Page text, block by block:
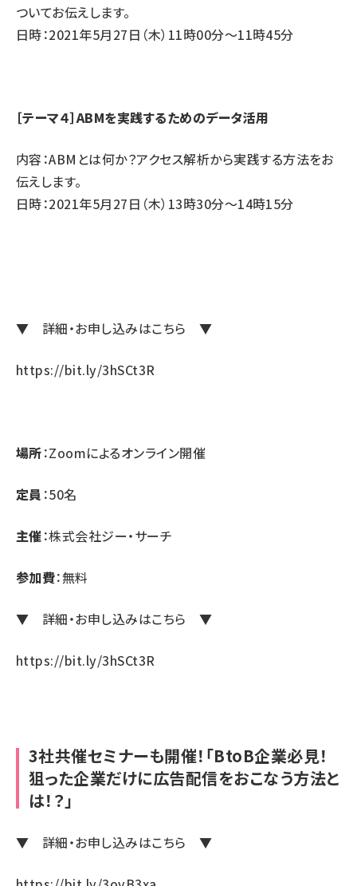
ついてお伝えします。
日時：2021年5月27日（木）11時00分～11時45分
［テーマ４］ABMを実践するためのデータ活用
内容：ABMとは何か？アクセス解析から実践する方法をお
伝えします。
日時：2021年5月27日（木）13時30分～14時15分
▼ 詳細・お申し込みはこちら ▼
https://bit.ly/3hSCt3R
場所：Zoomによるオンライン開催
定員 ：50名
主催：株式会社ジー・サーチ
参加費：無料
▼ 詳細・お申し込みはこちら ▼
https://bit.ly/3hSCt3R
3社共催セミナーも開催！「BtoB企業必見！
狙った企業だけに広告配信をおこなう方法と
は！？」
▼ 詳細・お申し込みはこちら ▼